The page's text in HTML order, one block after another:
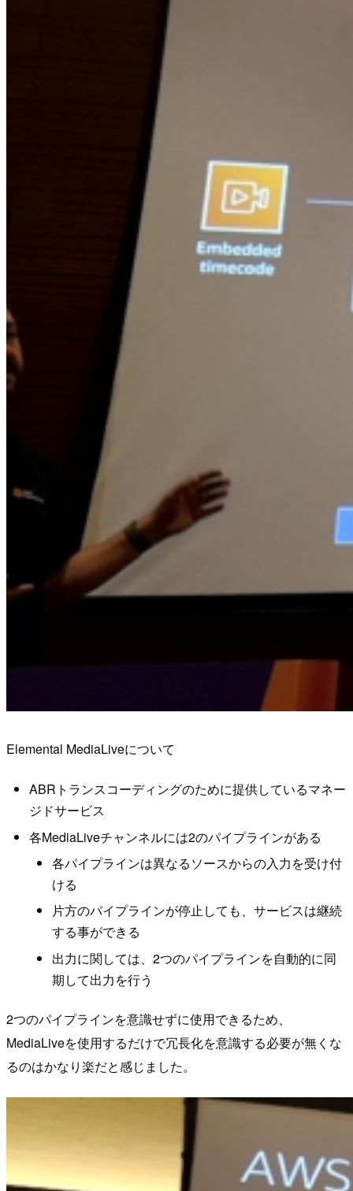
Elemental MediaLiveについて
ABRトランスコーディングのために提供しているマネー
ジドサービス
各MediaLiveチャンネルには2のパイプラインがある
各パイプラインは異なるソースからの入力を受け付
ける
片方のパイプラインが停止しても、サービスは継続
する事ができる
出力に関しては、2つのパイプラインを自動的に同
期して出力を行う
2つのパイプラインを意識せずに使用できるため、
MediaLiveを使用するだけで冗長化を意識する必要が無くな
るのはかなり楽だと感じました。